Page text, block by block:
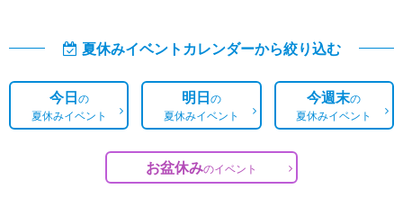
夏休みイベントカレンダーから絞り込む
今日の
夏休みイベント
明日の
夏休みイベント
今週末の
夏休みイベント
お盆休みのイベント